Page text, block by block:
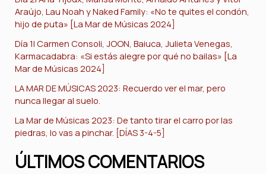
Araújo, Lau Noah y Naked Family: «No te quites el condón,
hijo de puta» [La Mar de Músicas 2024]
Día 1| Carmen Consoli, JOON, Baiuca, Julieta Venegas,
Karmacadabra: «Si estás alegre por qué no bailas» [La
Mar de Músicas 2024]
LA MAR DE MÚSICAS 2023: Recuerdo ver el mar, pero
nunca llegar al suelo.
La Mar de Músicas 2023: De tanto tirar el carro por las
piedras, lo vas a pinchar. [DÍAS 3-4-5]
ÚLTIMOS COMENTARIOS